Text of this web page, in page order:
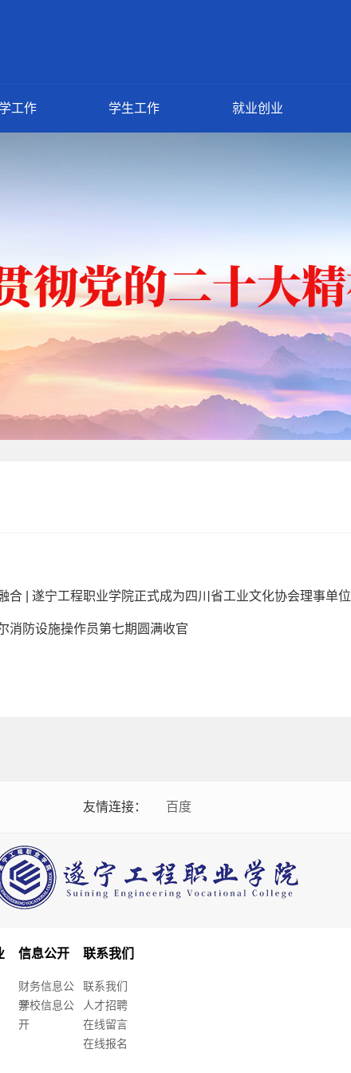
工作 学生工作 就业创业
合 | 遂宁工程职业学院正式成为四川省工业文化协会理事单位
消防设施操作员第七期圆满收官
友情连接： 百度
信息公开
财务信息公
开
学校信息公
开
联系我们
联系我们
人才招聘
在线留言
在线报名